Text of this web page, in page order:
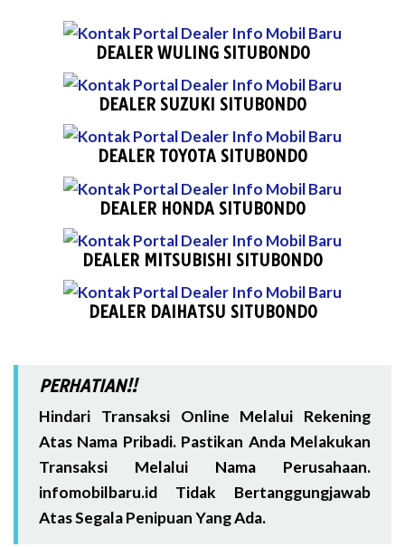
DEALER WULING SITUBONDO
DEALER SUZUKI SITUBONDO
DEALER TOYOTA SITUBONDO
DEALER HONDA SITUBONDO
DEALER MITSUBISHI SITUBONDO
DEALER DAIHATSU SITUBONDO
PERHATIAN!!
Hindari Transaksi Online Melalui Rekening
Atas Nama Pribadi. Pastikan Anda Melakukan
Transaksi Melalui Nama Perusahaan.
infomobilbaru.id Tidak Bertanggungjawab
Atas Segala Penipuan Yang Ada.